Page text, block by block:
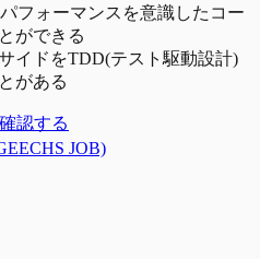
フォーマンスを意識したコー
ができる
イドをTDD(テスト駆動設計)
がある
認する
JOB)